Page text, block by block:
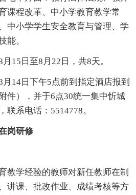
课程改革、中小学教育教学常
中小学学生安全教育与管理、学
能。
15日至8月22日，共8天。
14日下午5点前到指定酒店报到
件），并于6点30统一集中忻城
联系电话：5514778。
岗研修
教学经验的教师对新任教师在制
讲课、批改作业、成绩考核等方